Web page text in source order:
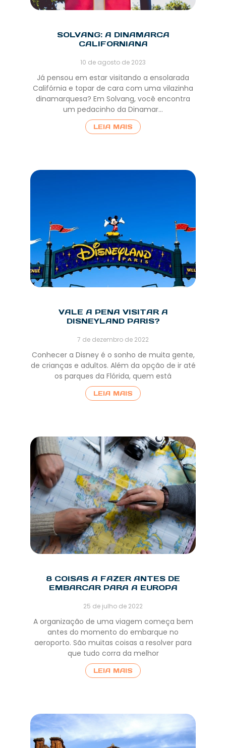
SOLVANG: A DINAMARCA
CALIFORNIANA
10 de agosto de 2023
Já pensou em estar visitando a ensolarada
Califórnia e topar de cara com uma vilazinha
dinamarquesa? Em Solvang, você encontra
um pedacinho da Dinamar…
LEIA MAIS
VALE A PENA VISITAR A
DISNEYLAND PARIS?
7 de dezembro de 2022
Conhecer a Disney é o sonho de muita gente,
de crianças e adultos. Além da opção de ir até
os parques da Flórida, quem está
LEIA MAIS
8 COISAS A FAZER ANTES DE
EMBARCAR PARA A EUROPA
25 de julho de 2022
A organização de uma viagem começa bem
antes do momento do embarque no
aeroporto. São muitas coisas a resolver para
que tudo corra da melhor
LEIA MAIS